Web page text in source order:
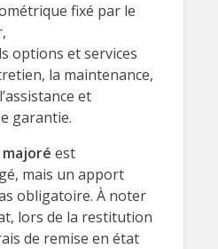
fixé par le
options et services
la maintenance,
et
garantie.
est
mais un apport
obligatoire. À noter
lors de la restitution
de remise en état